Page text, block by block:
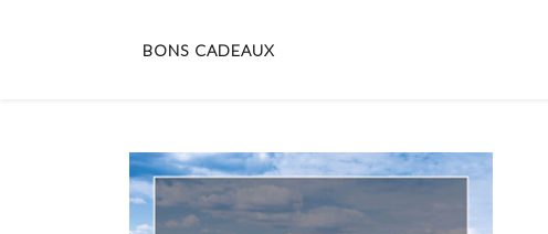
BONS CADEAUX